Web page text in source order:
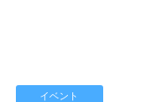
イベント